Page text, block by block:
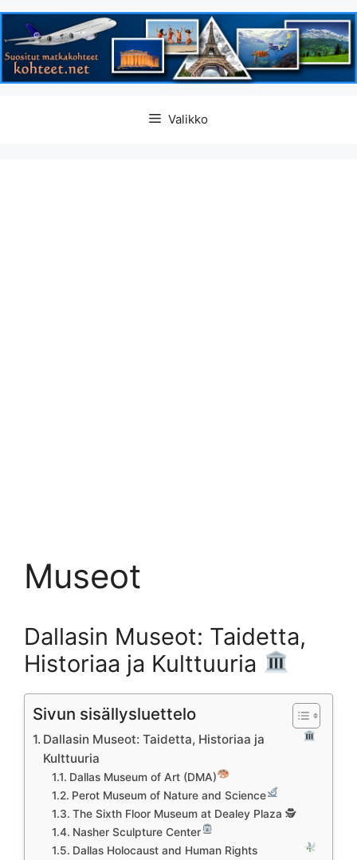
Valikko
Museot
Dallasin Museot: Taidetta,
Historiaa ja Kulttuuria
Sivun sisällysluettelo
Dallasin Museot: Taidetta, Historiaa ja
Kulttuuria
Dallas Museum of Art (DMA)
Perot Museum of Nature and Science
The Sixth Floor Museum at Dealey Plaza 🕵️
Nasher Sculpture Center
Dallas Holocaust and Human Rights